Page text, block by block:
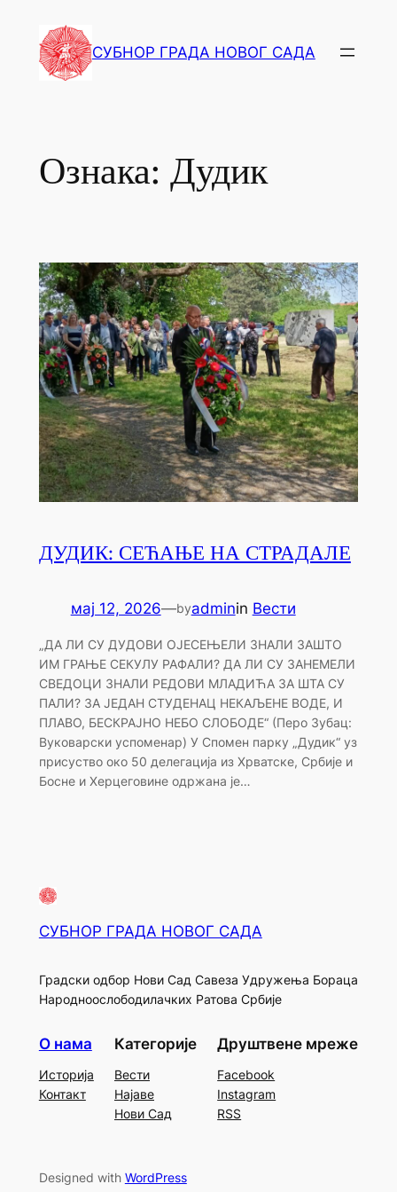
СУБНОР ГРАДА НОВОГ САДА
Ознака: Дудик
ДУДИК: СЕЋАЊЕ НА СТРАДАЛЕ
мај 12, 2026—byadminin Вести
„ДА ЛИ СУ ДУДОВИ ОЈЕСЕЊЕЛИ ЗНАЛИ ЗАШТО
ИМ ГРАЊЕ СЕКУЛУ РАФАЛИ? ДА ЛИ СУ ЗАНЕМЕЛИ
СВЕДОЦИ ЗНАЛИ РЕДОВИ МЛАДИЋА ЗА ШТА СУ
ПАЛИ? ЗА ЈЕДАН СТУДЕНАЦ НЕКАЉЕНЕ ВОДЕ, И
ПЛАВО, БЕСКРАЈНО НЕБО СЛОБОДЕ“ (Перо Зубац:
Вуковарски успоменар) У Спомен парку „Дудик“ уз
присуство око 50 делегација из Хрватске, Србије и
Босне и Херцеговине одржана је…
СУБНОР ГРАДА НОВОГ САДА
Градски одбор Нови Сад Савеза Удружења Бораца
Народноослободилачких Ратова Србије
О нама
Историја
Контакт
Категорије
Вести
Најаве
Нови Сад
Друштвене мреже
Facebook
Instagram
RSS
Designed with WordPress